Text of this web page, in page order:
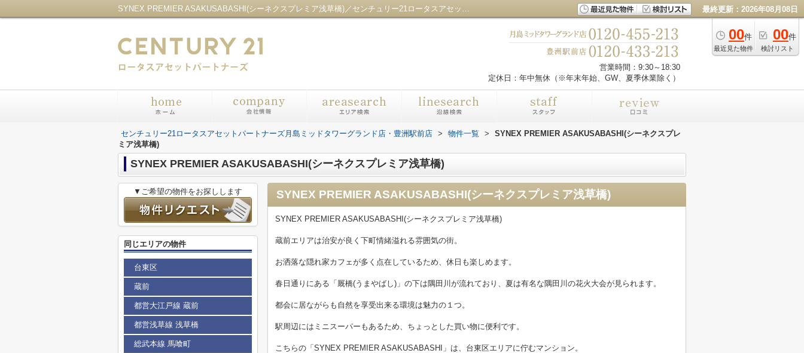
SYNEX PREMIER ASAKUSABASHI(シーネクスプレミア浅草橋)／センチュリー21ロータスアセットパートナーズ月島ミッドタワーグランド店・豊洲駅前店 最終更新：2026年08月08日
00件
最近見た物件
00件
検討リスト
営業時間：9:30～18:30
定休日：年中無休（※年末年始、GW、夏季休業除く）
センチュリー21ロータスアセットパートナーズ月島ミッドタワーグランド店・豊洲駅前店 > 物件一覧 >
SYNEX PREMIER ASAKUSABASHI(シーネクスプレ
ミア浅草橋)
SYNEX PREMIER ASAKUSABASHI(シーネクスプレミア浅草橋)
SYNEX PREMIER ASAKUSABASHI(シーネクスプレミア浅草橋)
SYNEX PREMIER ASAKUSABASHI(シーネクスプレミア浅草橋)
蔵前エリアは治安が良く下町情緒溢れる雰囲気の街。
お洒落な隠れ家カフェが多く点在しているため、休日も楽しめます。
春日通りにある「厩橋(うまやばし)」の下は隅田川が流れており、夏は有名な隅田川の花火大会が見られます。
都会に居ながらも自然を享受出来る環境は魅力の１つ。
駅周辺にはミニスーパーもあるため、ちょっとした買い物に便利です。
こちらの「SYNEX PREMIER ASAKUSABASHI」は、台東区エリアに佇むマンション。
▼ご希望の物件をお探しします
同じエリアの物件
台東区
蔵前
都営大江戸線 蔵前
都営浅草線 浅草橋
総武本線 馬喰町